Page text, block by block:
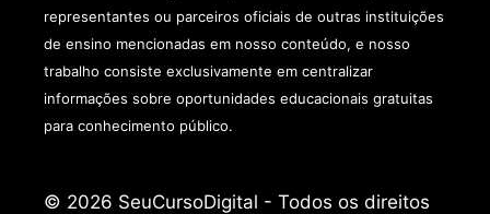
representantes ou parceiros oficiais de outras instituições
de ensino mencionadas em nosso conteúdo, e nosso
trabalho consiste exclusivamente em centralizar
informações sobre oportunidades educacionais gratuitas
para conhecimento público.
© 2026 SeuCursoDigital - Todos os direitos